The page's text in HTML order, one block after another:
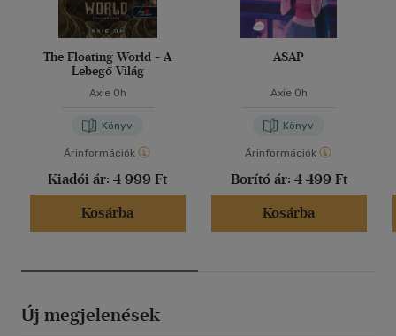
The Floating World - A
Lebegő Világ
Axie Oh
Könyv
Árinformációk
Kiadói ár: 4 999 Ft
Kosárba
ASAP
Axie Oh
Könyv
Árinformációk
Borító ár: 4 499 Ft
Kosárba
Új megjelenések